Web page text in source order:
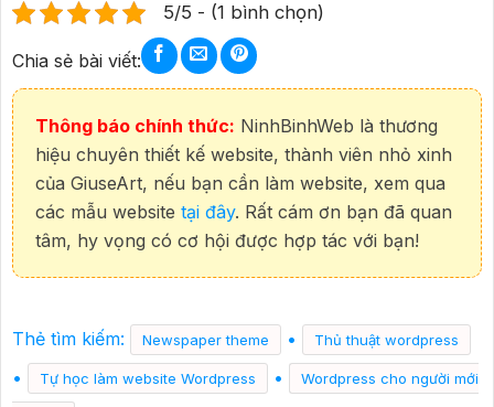
5/5 - (1 bình chọn)
Chia sẻ bài viết:
Thông báo chính thức: NinhBinhWeb là thương
hiệu chuyên thiết kế website, thành viên nhỏ xinh
của GiuseArt, nếu bạn cần làm website, xem qua
các mẫu website tại đây. Rất cám ơn bạn đã quan
tâm, hy vọng có cơ hội được hợp tác với bạn!
Thẻ tìm kiếm: Newspaper theme • Thủ thuật wordpress
• Tự học làm website Wordpress • Wordpress cho người mới